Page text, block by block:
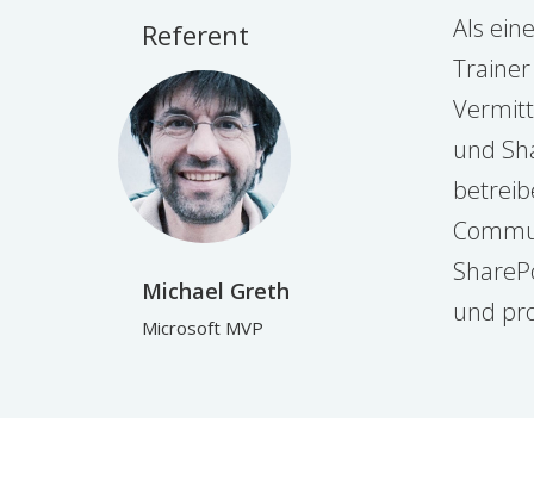
Michael Greth
Referent
Microsoft MVP
Als
und
und